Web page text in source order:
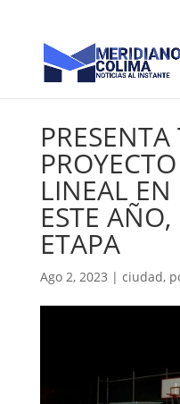
PRESENTA
LINEAL EN
ESTE
ETAPA
Ago 2, 2023 | ciudad,